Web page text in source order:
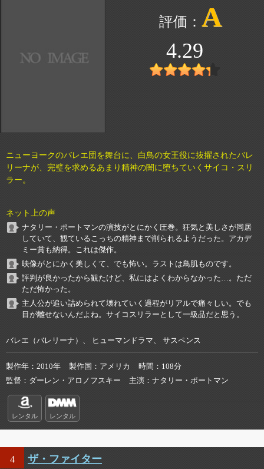
A
4.29
ニューヨークのバレエ団を舞台に、白鳥の女王役に抜擢されたバレ
リーナが、完璧を求めるあまり精神の闇に堕ちていくサイコ・スリ
ラー。
ネット上の声
ナタリー・ポートマンの演技がとにかく圧巻。狂気と美しさが同居
していて、観ているこっちの精神まで削られるようだった。アカデ
ミー賞も納得。これは傑作。
映像がとにかく美しくて、でも怖い。ラストは鳥肌ものです。
評判が良かったから観たけど、私にはよくわからなかった…。ただ
ただ怖かった。
主人公が追い詰められて壊れていく過程がリアルで痛々しい。でも
目が離せないんだよね。サイコスリラーとして一級品だと思う。
バレエ（バレリーナ）、 ヒューマンドラマ、 サスペンス
製作年 2010年 製作国 アメリカ 時間
108分
監督
ダーレン・アロノフスキー 主演 ナタリー・ポートマン
レンタル レンタル
4 ザ・ファイター